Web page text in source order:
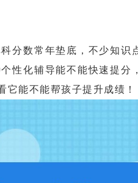
数常年垫底，不少知识
性化辅导能不能快速提分
能不能帮孩子提升成绩！